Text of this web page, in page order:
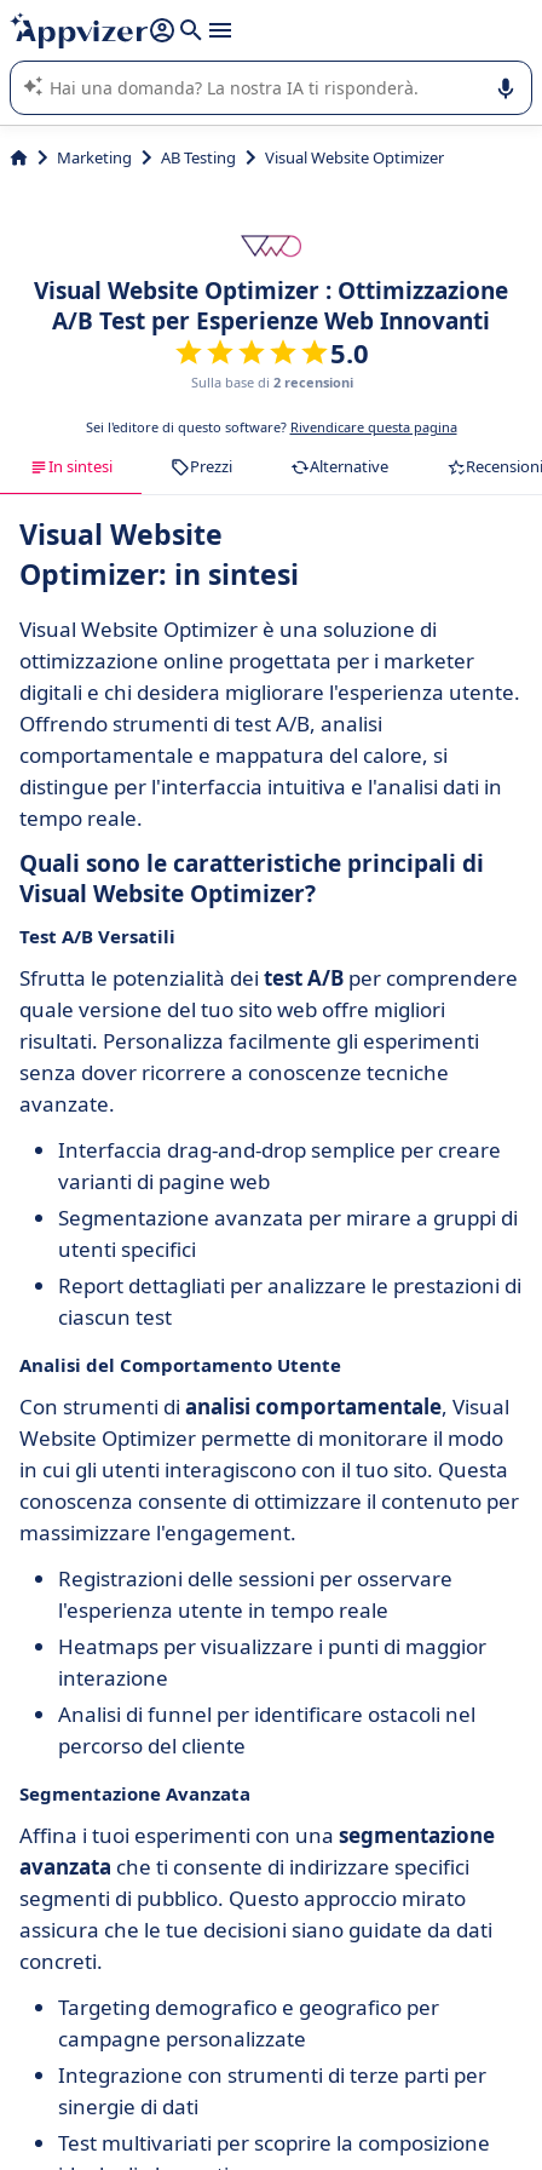
righe con
shift + enter
L'IA di Appvizer vi guida nell'utilizzo o nella scelta di un
software SaaS per la vostra azienda.
Marketing AB Testing Visual Website Optimizer
Visual Website Optimizer : Ottimizzazione
A/B Test per Esperienze Web Innovanti
5.0
Sulla base di 2 recensioni
Sei l'editore di questo software? Rivendicare questa pagina
In sintesi Prezzi Alternative Recensioni
Visual Website
Optimizer: in sintesi
Visual Website Optimizer è una soluzione di
ottimizzazione online progettata per i marketer
digitali e chi desidera migliorare l'esperienza utente.
Offrendo strumenti di test A/B, analisi
comportamentale e mappatura del calore, si
distingue per l'interfaccia intuitiva e l'analisi dati in
tempo reale.
Quali sono le caratteristiche principali di
Visual Website Optimizer?
Test A/B Versatili
Sfrutta le potenzialità dei test A/B per comprendere
quale versione del tuo sito web offre migliori
risultati. Personalizza facilmente gli esperimenti
senza dover ricorrere a conoscenze tecniche
avanzate.
Interfaccia drag-and-drop semplice per creare
varianti di pagine web
Segmentazione avanzata per mirare a gruppi di
utenti specifici
Report dettagliati per analizzare le prestazioni di
ciascun test
Analisi del Comportamento Utente
Con strumenti di analisi comportamentale, Visual
Website Optimizer permette di monitorare il modo
in cui gli utenti interagiscono con il tuo sito. Questa
conoscenza consente di ottimizzare il contenuto per
massimizzare l'engagement.
Registrazioni delle sessioni per osservare
l'esperienza utente in tempo reale
Heatmaps per visualizzare i punti di maggior
interazione
Analisi di funnel per identificare ostacoli nel
percorso del cliente
Segmentazione Avanzata
Affina i tuoi esperimenti con una segmentazione
avanzata che ti consente di indirizzare specifici
segmenti di pubblico. Questo approccio mirato
assicura che le tue decisioni siano guidate da dati
concreti.
Targeting demografico e geografico per
campagne personalizzate
Integrazione con strumenti di terze parti per
sinergie di dati
Test multivariati per scoprire la composizione